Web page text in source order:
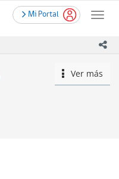
Mi Portal
Toggle
icono
Ver más